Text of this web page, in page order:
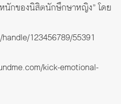
นักของนิสิตนักษึกษาหญิง” โดย
123456789/55391
kick-emotional-